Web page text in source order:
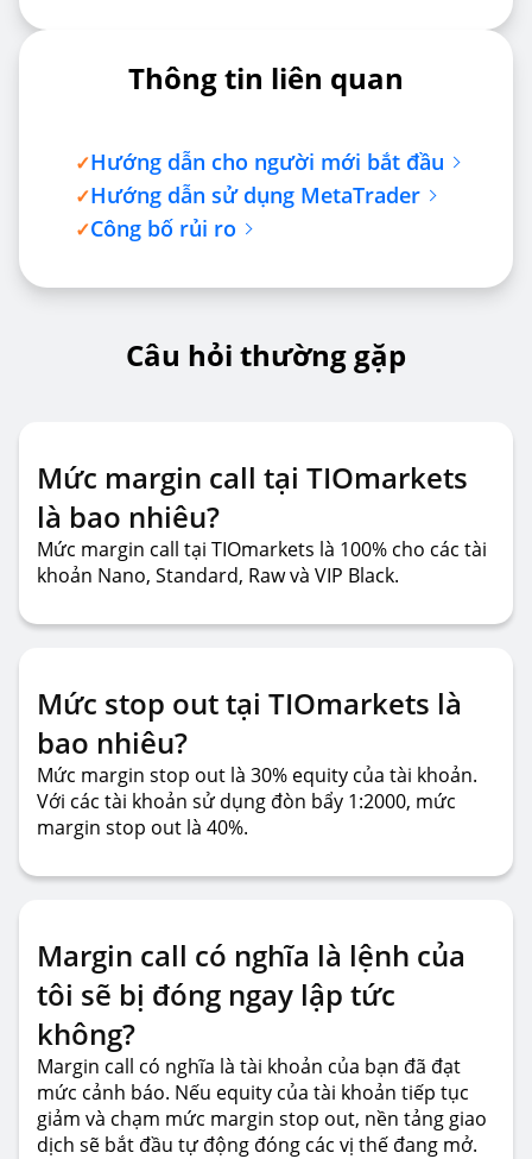
Thông tin liên quan
✓Hướng dẫn cho người mới bắt đầu
✓Hướng dẫn sử dụng MetaTrader
✓Công bố rủi ro
Câu hỏi thường gặp
Mức margin call tại TIOmarkets
là bao nhiêu?
Mức margin call tại TIOmarkets là 100% cho các tài
khoản Nano, Standard, Raw và VIP Black.
Mức stop out tại TIOmarkets là
bao nhiêu?
Mức margin stop out là 30% equity của tài khoản.
Với các tài khoản sử dụng đòn bẩy 1:2000, mức
margin stop out là 40%.
Margin call có nghĩa là lệnh của
tôi sẽ bị đóng ngay lập tức
không?
Margin call có nghĩa là tài khoản của bạn đã đạt
mức cảnh báo. Nếu equity của tài khoản tiếp tục
giảm và chạm mức margin stop out, nền tảng giao
dịch sẽ bắt đầu tự động đóng các vị thế đang mở.